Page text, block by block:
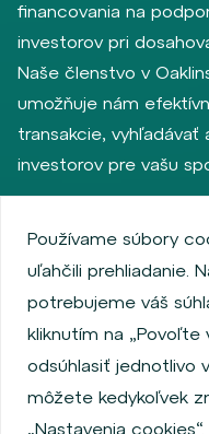
financovania na
investorov pri
Naše členstvo v
umožňuje nám
transakcie,
investorov pre vašu
Zásady ochrany
Používanie súborov
Zamestnanecký akciový
Povinne zverejňované
Regulation S, Rule 144a
Disclaimer
Používame súbory
uľahčili prehliadanie.
potrebujeme váš
kliknutím na
odsúhlasiť jednotlivo
môžete kedykoľvek
„Nastavenia cookies“.